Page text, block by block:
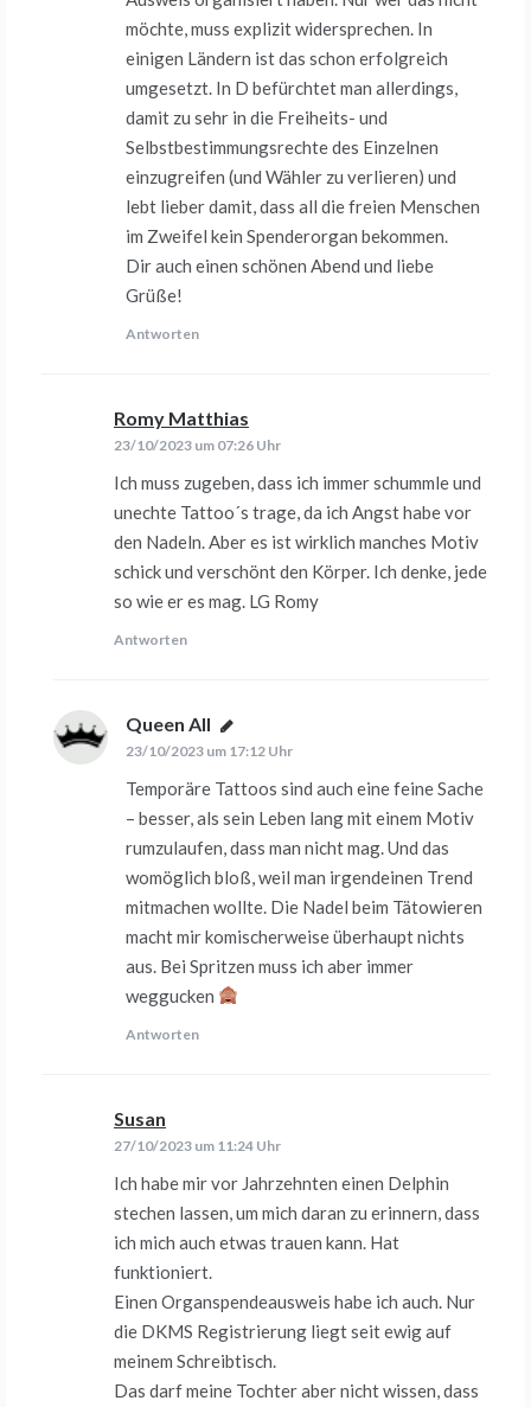
möchte, muss explizit widersprechen. In
einigen Ländern ist das schon erfolgreich
umgesetzt. In D befürchtet man allerdings,
damit zu sehr in die Freiheits- und
Selbstbestimmungsrechte des Einzelnen
einzugreifen (und Wähler zu verlieren) und
lebt lieber damit, dass all die freien Menschen
im Zweifel kein Spenderorgan bekommen.
Dir auch einen schönen Abend und liebe
Grüße!
Antworten
Romy Matthias
23/10/2023 um 07:26 Uhr
Ich muss zugeben, dass ich immer schummle und
unechte Tattoo´s trage, da ich Angst habe vor
den Nadeln. Aber es ist wirklich manches Motiv
schick und verschönt den Körper. Ich denke, jede
so wie er es mag. LG Romy
Antworten
Queen All sagt:
23/10/2023 um 17:12 Uhr
Temporäre Tattoos sind auch eine feine Sache
– besser, als sein Leben lang mit einem Motiv
rumzulaufen, dass man nicht mag. Und das
womöglich bloß, weil man irgendeinen Trend
mitmachen wollte. Die Nadel beim Tätowieren
macht mir komischerweise überhaupt nichts
aus. Bei Spritzen muss ich aber immer
weggucken
Antworten
Susan
27/10/2023 um 11:24 Uhr
Ich habe mir vor Jahrzehnten einen Delphin
stechen lassen, um mich daran zu erinnern, dass
ich mich auch etwas trauen kann. Hat
funktioniert.
Einen Organspendeausweis habe ich auch. Nur
die DKMS Registrierung liegt seit ewig auf
meinem Schreibtisch.
Das darf meine Tochter aber nicht wissen, dass